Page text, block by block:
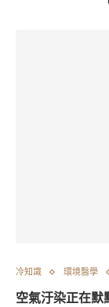
冷知識 環境醫學
空氣汙染正在默